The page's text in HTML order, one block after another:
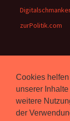
Cookies
unserer
weitere
der
zurPolitik.com
Über Uns
Rebell.at
unabhängig
und